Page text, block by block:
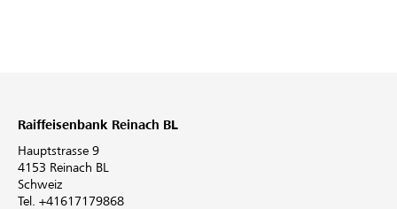
Raiffeisenbank Reinach BL
Hauptstrasse 9
4153 Reinach BL
Schweiz
Tel. +41617179868